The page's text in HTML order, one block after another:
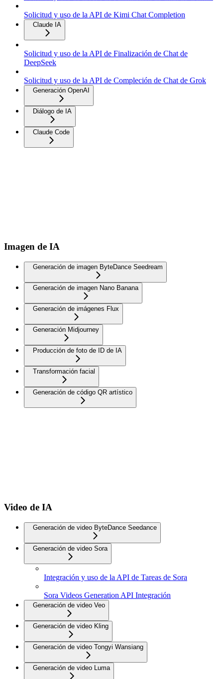
Solicitud y uso de la API de Kimi Chat Completion
Claude IA
Solicitud y uso de la API de Finalización de Chat de
DeepSeek
Solicitud y uso de la API de Compleción de Chat de Grok
Generación OpenAI
Diálogo de IA
Claude Code
Imagen de IA
Generación de imagen ByteDance Seedream
Generación de imagen Nano Banana
Generación de imágenes Flux
Generación Midjourney
Producción de foto de ID de IA
Transformación facial
Generación de código QR artístico
Video de IA
Generación de video ByteDance Seedance
Generación de video Sora
Integración y uso de la API de Tareas de Sora
Sora Videos Generation API Integración
Generación de video Veo
Generación de video Kling
Generación de video Tongyi Wansiang
Generación de video Luma